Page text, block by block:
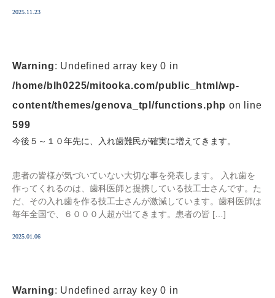
2025.11.23
Warning: Undefined array key 0 in
/home/blh0225/mitooka.com/public_html/wp-
content/themes/genova_tpl/functions.php on line
599
今後５～１０年先に、入れ歯難民が確実に増えてきます。
患者の皆様が気づいていない大切な事を発表します。 入れ歯を
作ってくれるのは、歯科医師と提携している技工士さんです。た
だ、その入れ歯を作る技工士さんが激減しています。歯科医師は
毎年全国で、６０００人超が出てきます。患者の皆 […]
2025.01.06
Warning: Undefined array key 0 in